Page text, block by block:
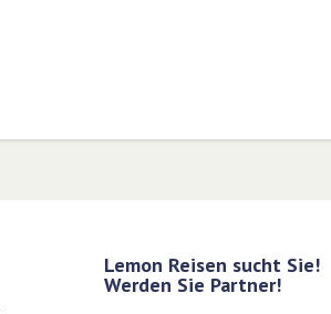
Lemon Reisen sucht Sie!
Werden Sie Partner!